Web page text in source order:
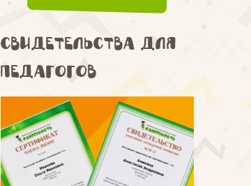
Свидетельства для
педагогов